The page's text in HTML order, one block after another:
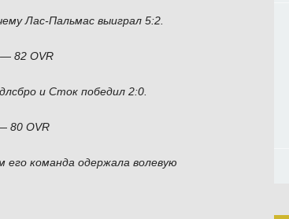
Лас-Пальмас выиграл 5:2.
— 82 OVR
и Сток победил 2:0.
80 OVR
его команда одержала волевую